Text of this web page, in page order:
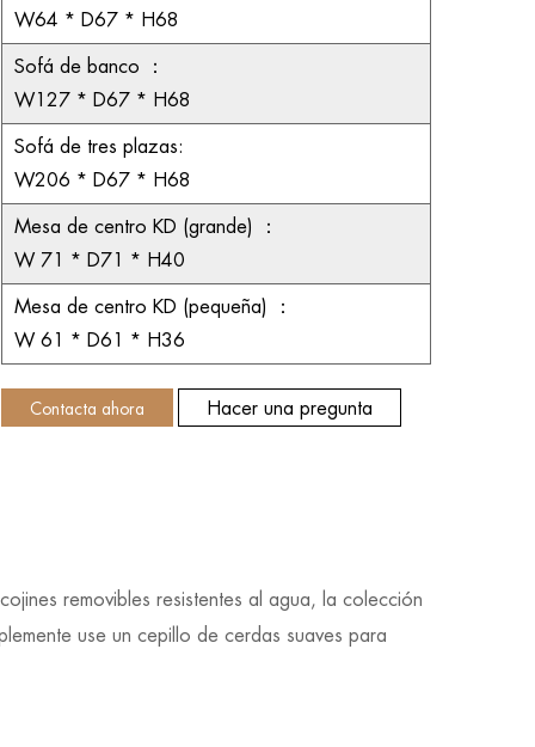
W64 * D67 * H68
Sofá de banco
：
W127 * D67 * H68
Sofá de tres plazas:
W206 * D67 * H68
Mesa de centro KD (grande)
：
W 71 * D71 * H40
Mesa de centro KD (pequeña)
：
W61 * D61 * H36
Contacta ahora Hacer una pregunta
removibles resistentes al agua, la colección
use un cepillo de cerdas suaves para